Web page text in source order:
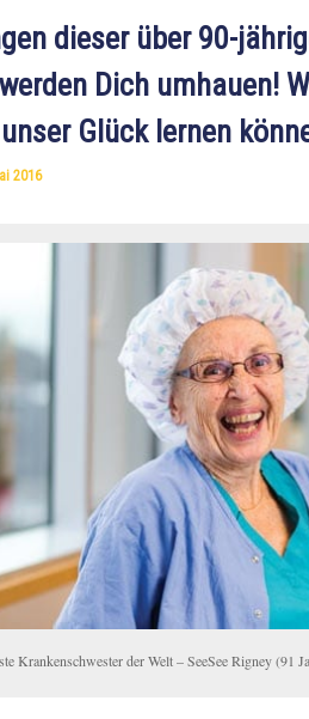
dieser über 90-
Dich umhauen!
Glück lernen
2016
Krankenschwester der Welt – SeeSee Rigney (91